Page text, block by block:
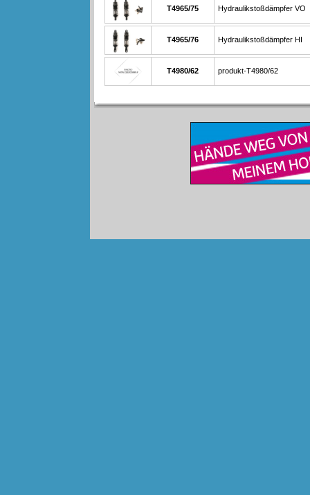
T4965/75 Hydraulikstoßdämpfer VO
T4965/76 Hydraulikstoßdämpfer HI
T4980/62 produkt-T4980/62